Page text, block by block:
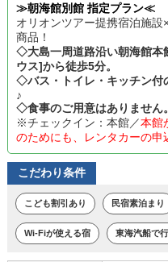
≫朝海館別館 指定プラン≪
オリオンツアー提携宿泊施
商品！
◇大島一周道路沿い朝海館本
ウス]から徒歩5分。
◇バス・トイレ・キッチン付
♪
◇食事のご用意はありません
※チェックイン：本館／本館
のためにも、レンタカーの申
こだわり条件
こども割引あり 民宿素泊まり
Wi-Fiが使える宿 東海汽船で